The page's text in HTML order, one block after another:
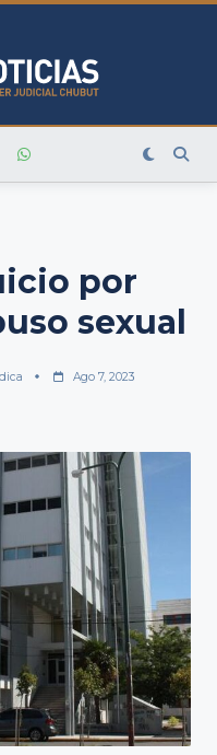
por
sexual
Ago 7, 2023